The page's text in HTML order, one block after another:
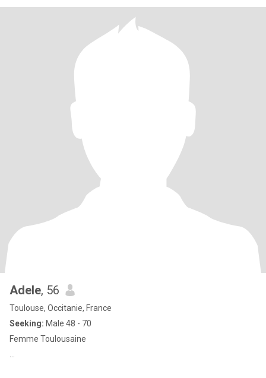
Adele, 56
Toulouse, Occitanie, France
Seeking: Male 48 - 70
Femme Toulousaine